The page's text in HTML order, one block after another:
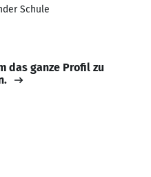
Schule
das ganze Profil zu